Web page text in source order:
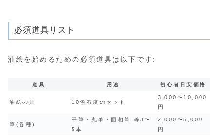
必須道具リスト
油絵を始めるための必須道具は以下です:
道具 用途 初心者目安価格
油絵の具 10色程度のセット
3,000〜10,000
円
筆(各種)
平筆・丸筆・面相筆 等3〜
5本
2,000〜5,000
円